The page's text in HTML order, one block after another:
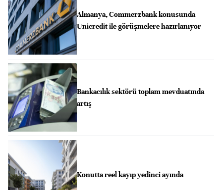
Almanya, Commerzbank konusunda
Unicredit ile görüşmelere hazırlanıyor
Bankacılık sektörü toplam mevduatında
artış
Konutta reel kayıp yedinci ayında